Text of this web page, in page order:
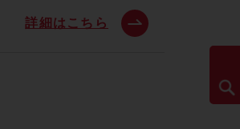
詳細はこちら